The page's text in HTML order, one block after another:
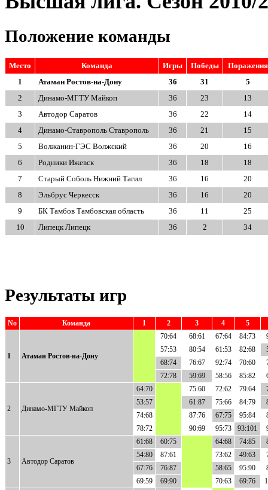
Положение команды
Место Команда Игры Победы
Поражения
1
Атаман Ростов-на-Дону 36 31
5
2
Динамо-МГТУ Майкоп 36 23
13
3
Автодор Саратов 36 22
14
4
Динамо-Ставрополь Ставрополь 36 21
15
5
Волжанин-ГЭС Волжский 36 20
16
6
Родники Ижевск 36 18
18
7
Старый Соболь Нижний Тагил 36 16
20
8
Эльбрус Черкесск 36 16
20
9
БК Тамбов Тамбовcкая область 36 11
25
10
Липецк Липецк 36 2 34
Результаты игр
No Команда 1 2 3 4 5
1 Атаман Ростов-на-Дону
70:64 68:61 67:64 84:73
57:53
80:54 61:53 82:68
68:74
76:67 92:74 70:60
72:78
59:69 58:56 85:82
2 Динамо-МГТУ Майкоп
64:70 75:60 72:62 79:64
53:57
61:87 75:66 84:79
74:68
87:76 67:75 95:84
78:72
90:69 95:73 93:101
3 Автодор Саратов
61:68 60:75 64:68 74:85
54:80
87:61 73:62 49:63
67:76
76:87 58:65 95:90
69:59
69:90 70:63 69:76